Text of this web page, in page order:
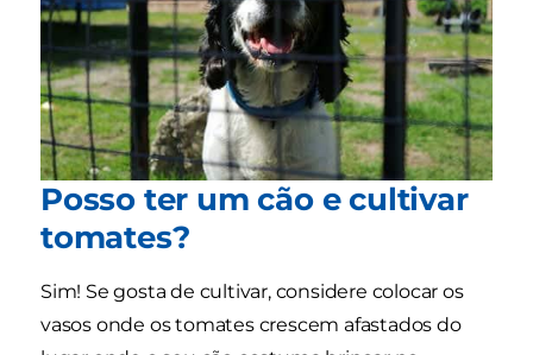
Posso ter um cão e cultivar
tomates?
Sim! Se gosta de cultivar, considere colocar os
vasos onde os tomates crescem afastados do